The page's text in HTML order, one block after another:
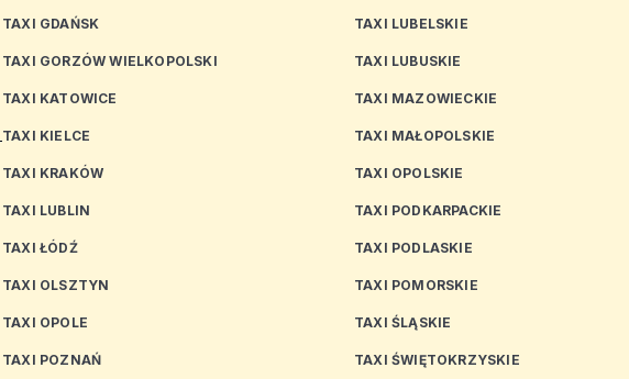
TAXI GDAŃSK
TAXI GORZÓW WIELKOPOLSKI
TAXI KATOWICE
TAXI KIELCE
TAXI KRAKÓW
TAXI LUBLIN
TAXI ŁÓDŹ
TAXI OLSZTYN
TAXI OPOLE
TAXI POZNAŃ
TAXI LUBELSKIE
TAXI LUBUSKIE
TAXI MAZOWIECKIE
TAXI MAŁOPOLSKIE
TAXI OPOLSKIE
TAXI PODKARPACKIE
TAXI PODLASKIE
TAXI POMORSKIE
TAXI ŚLĄSKIE
TAXI ŚWIĘTOKRZYSKIE